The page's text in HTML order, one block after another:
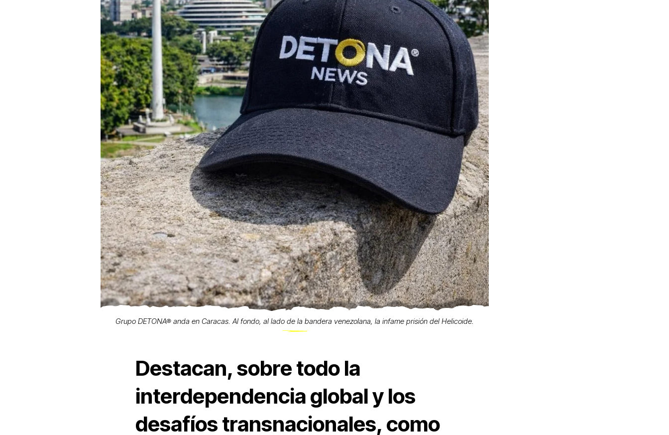
Grupo DETONA® anda en Caracas. Al fondo, al lado de la bandera venezolana, la infame prisión del Helicoide.
Destacan, sobre todo la
interdependencia global y los
desafíos transnacionales, como